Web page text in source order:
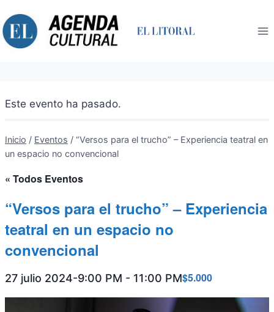
al
contenido
Este evento ha pasado.
Inicio / Eventos / “Versos para el trucho” – Experiencia teatral en
un espacio no convencional
« Todos Eventos
“Versos para el trucho” – Experiencia
teatral en un espacio no
convencional
27 julio 2024-9:00 PM - 11:00 PM$5.000